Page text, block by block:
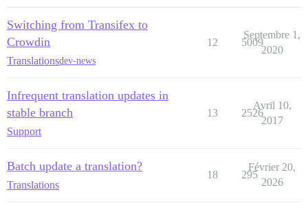
Switching from Transifex to
Crowdin
Translationsdev-news
12 5009
Septembre 1,
2020
Infrequent translation updates in
stable branch
Support
13 2526
Avril 10,
2017
Batch update a translation?
Translations
18 295
Février 20,
2026